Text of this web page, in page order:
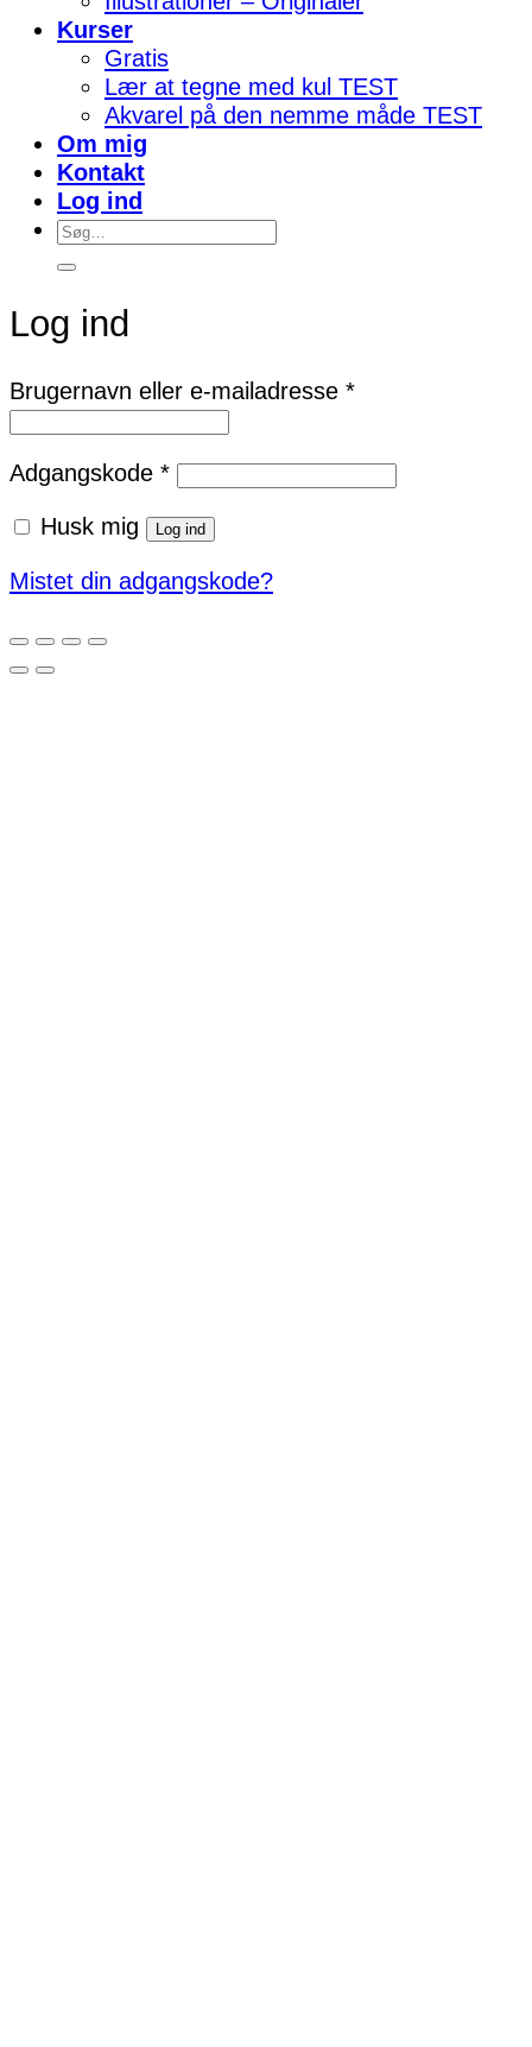
Kurser
Gratis
Lær at tegne med kul TEST
Akvarel på den nemme måde TEST
Om mig
Kontakt
Log ind
Søg
Log ind
Brugernavn eller e-mailadresse *Påkrævet
Adgangskode *Påkrævet
Husk mig Log ind
Mistet din adgangskode?